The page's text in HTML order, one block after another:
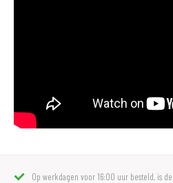
Op werkdagen voor 16:00 uur besteld, is